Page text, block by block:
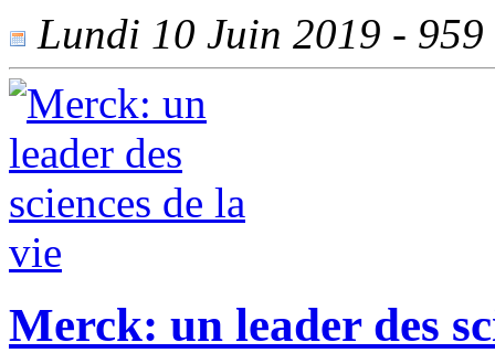
Lundi 10 Juin 2019 - 959
Merck: un leader des